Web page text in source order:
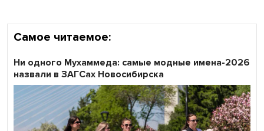
Самое читаемое:
Ни одного Мухаммеда: самые модные имена-2026
назвали в ЗАГСах Новосибирска